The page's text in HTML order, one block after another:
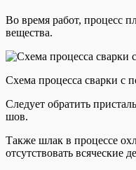
Во время работ, процесс
вещества.
Схема процесса сварки с
Следует обратить
шов.
Также шлак в процессе
отсутствовать всяческие